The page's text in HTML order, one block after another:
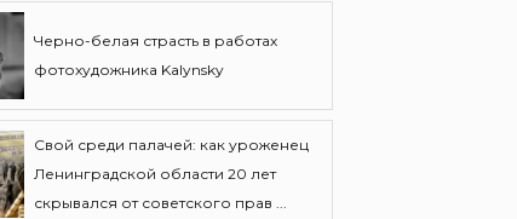
Черно-белая страсть в работах
фотохудожника Kalynsky
Свой среди палачей: как уроженец
Ленинградской области 20 лет
скрывался от советского прав ...